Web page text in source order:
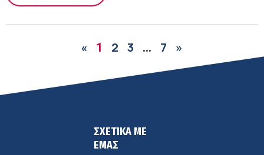
« 1 2 3 … 7 »
ΣΧΕΤΙΚΑ ΜΕ
ΕΜΑΣ